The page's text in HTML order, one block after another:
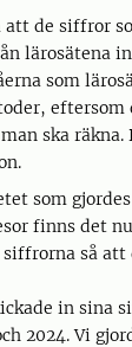
de siffror
lärosätena
som
ska
som
finns det
så att
in sina
2024. Vi